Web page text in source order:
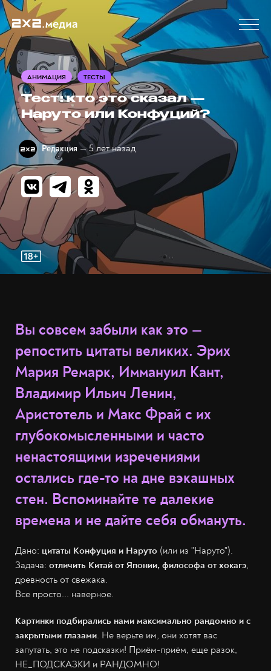
АНИМАЦИЯ ТЕСТЫ
Тест: кто это сказал —
Наруто или Конфуций?
Редакция — 5 лет назад
Вы совсем забыли как это —
репостить цитаты великих. Эрих
Мария Ремарк, Иммануил Кант,
Владимир Ильич Ленин,
Аристотель и Макс Фрай с их
глубокомысленными и часто
ненастоящими изречениями
остались где-то на дне вэкашных
стен. Вспоминайте те далекие
времена и не дайте себя обмануть.
Дано: цитаты Конфуция и Наруто (или из "Наруто").
Задача: отличить Китай от Японии, философа от хокагэ,
древность от свежака.
Все просто... наверное.
Картинки подбирались нами максимально рандомно и с
закрытыми глазами. Не верьте им, они хотят вас
запутать, это не подсказки! Приём-приём, еще разок,
НЕ_ПОДСКАЗКИ и РАНДОМНО!